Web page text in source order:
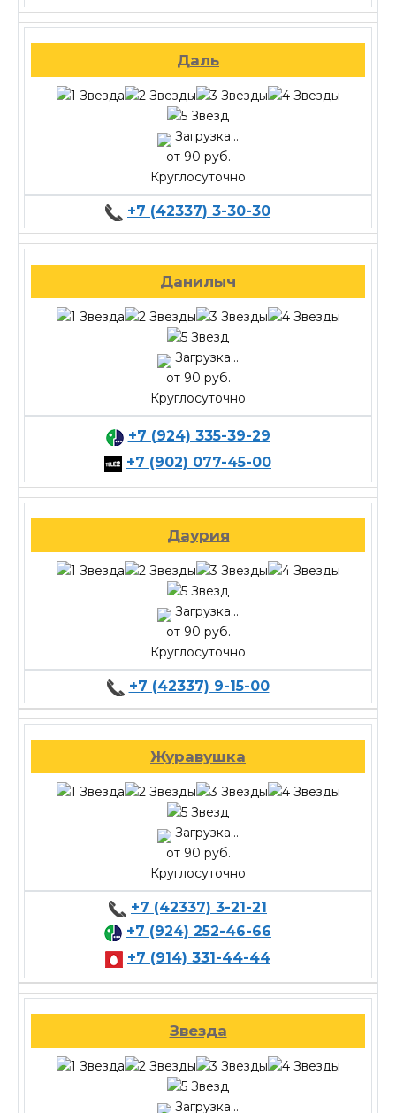
Даль
Загрузка...
от 90 руб.
Круглосуточно
+7 (42337) 3-30-30
Данилыч
Загрузка...
от 90 руб.
Круглосуточно
+7 (924) 335-39-29
+7 (902) 077-45-00
Даурия
Загрузка...
от 90 руб.
Круглосуточно
+7 (42337) 9-15-00
Журавушка
Загрузка...
от 90 руб.
Круглосуточно
+7 (42337) 3-21-21
+7 (924) 252-46-66
+7 (914) 331-44-44
Звезда
Загрузка...